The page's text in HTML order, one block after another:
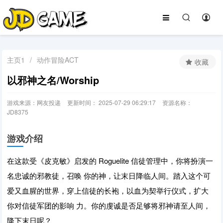
主页1 / 动作冒险ACT
以邪神之名/Worship
游戏来源：网友投递 更新时间： 2025-07-29 06:29:17
资源名称：
JD8375
收藏
游戏介绍
在这款受《皮克敏》启发的 Roguelite 信徒管理中，你将扮演一
名忠诚的邪教徒，召唤 你的神，让末日降临人间。踏入这个可
爱又血腥的世界，穿上信徒的长袍，以血为契举行仪式，扩大
你对信徒军团的影响 力。你的虔诚是否足够将邪神请至人间，
降下末日呢？